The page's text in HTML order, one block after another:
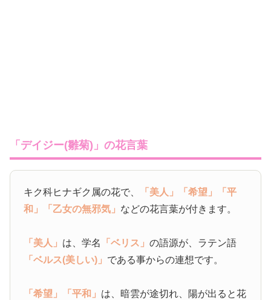
「デイジー(雛菊)」の花言葉
キク科ヒナギク属の花で、 「美人」 「希望」
「平
和」
「乙女の無邪気」 などの花言葉が付きます。
「美人」 は、学名 「ベリス」の語源が、ラテン語
「ベルス(美しい)」 である事からの連想です。
「希望」 「平和」 は、暗雲が途切れ、陽が出ると花